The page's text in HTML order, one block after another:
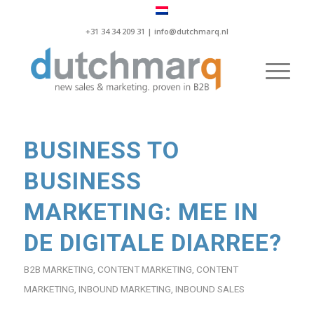
+31 34 34 209 31 | info@dutchmarq.nl
BUSINESS TO
BUSINESS
MARKETING: MEE IN
DE DIGITALE DIARREE?
B2B MARKETING CONTENT MARKETING CONTENT
MARKETING INBOUND MARKETING INBOUND SALES